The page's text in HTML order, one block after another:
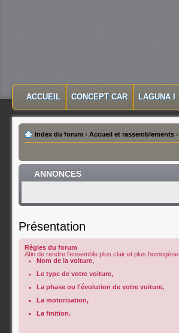
MENU PRINCIPAL
ACCUEIL CONCEPT CAR LAGUNA I
Index du forum ‹ Accueil et rassemblements ‹
ANNONCES
Présentation
Règles du forum
Afin de rendre l'ensemble plus clair et plus
Nom de la voiture,
Le type de votre voiture,
La phase ou l'évolution de votre voiture,
La motorisation,
La finition.